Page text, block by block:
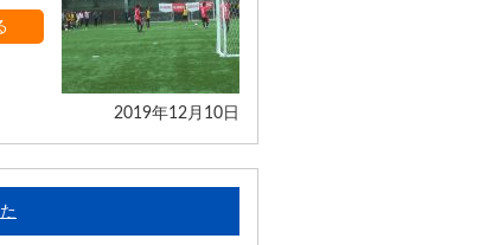
2019年12月10日